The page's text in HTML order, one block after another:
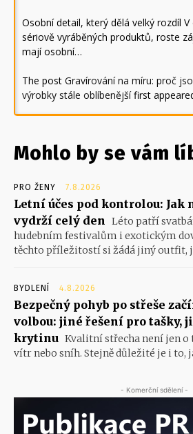
Osobní detail, který dělá velký rozdíl
sériově vyráběných produktů, roste
mají osobní…
The post Gravírování na míru: proč
výrobky stále oblíbenějšífirst
Mohlo by se vám
PRO ŽENY 7.8.2026
Letní účes pod kontrolou:
vydrží celý den Léto patří
hudebním festivalům i exotickým
těchto příležitostí si žádá jiný outfit,
BYDLENÍ 4.8.2026
Bezpečný pohyb po střeše
volbou: jiné řešení pro tašky,
krytinu Kvalitní střecha není jen o
vítr nebo sníh. Stejně důležité je i to,
- Komerční sdělení -